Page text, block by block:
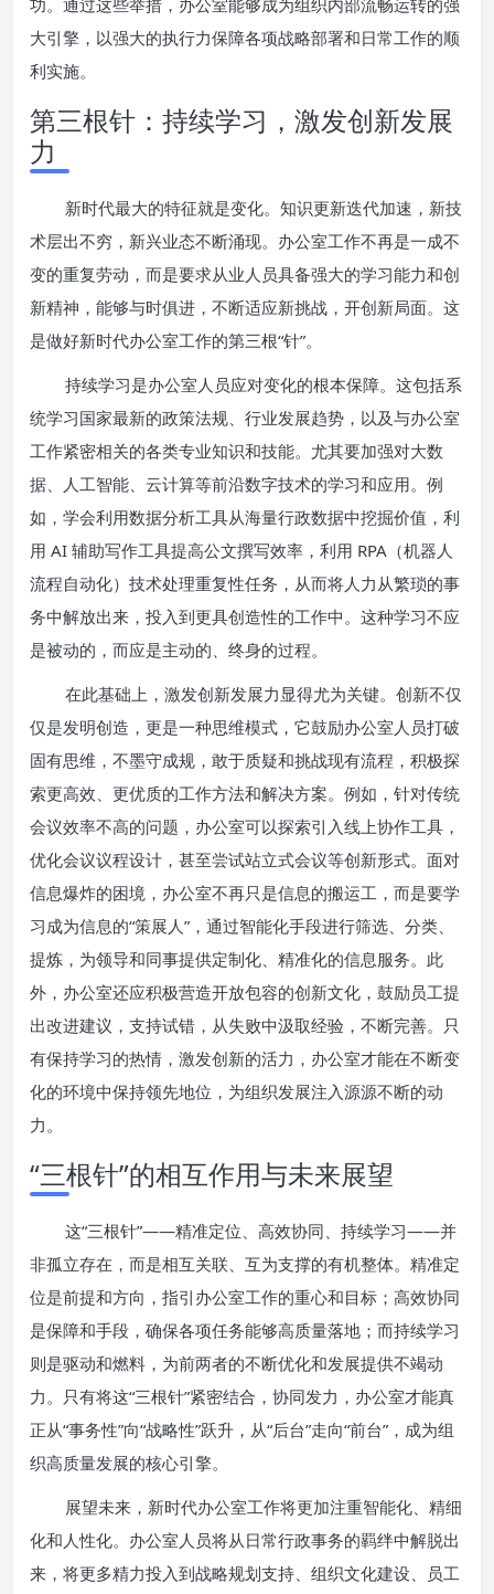
功。通过这些举措，办公室能够成为组织内部流畅运转的强
大引擎，以强大的执行力保障各项战略部署和日常工作的顺
利实施。
第三根针：持续学习，激发创新发展
力
新时代最大的特征就是变化。知识更新迭代加速，新技
术层出不穷，新兴业态不断涌现。办公室工作不再是一成不
变的重复劳动，而是要求从业人员具备强大的学习能力和创
新精神，能够与时俱进，不断适应新挑战，开创新局面。这
是做好新时代办公室工作的第三根“针”。
持续学习是办公室人员应对变化的根本保障。这包括系
统学习国家最新的政策法规、行业发展趋势，以及与办公室
工作紧密相关的各类专业知识和技能。尤其要加强对大数
据、人工智能、云计算等前沿数字技术的学习和应用。例
如，学会利用数据分析工具从海量行政数据中挖掘价值，利
用 AI 辅助写作工具提高公文撰写效率，利用 RPA（机器人
流程自动化）技术处理重复性任务，从而将人力从繁琐的事
务中解放出来，投入到更具创造性的工作中。这种学习不应
是被动的，而应是主动的、终身的过程。
在此基础上，激发创新发展力显得尤为关键。创新不仅
仅是发明创造，更是一种思维模式，它鼓励办公室人员打破
固有思维，不墨守成规，敢于质疑和挑战现有流程，积极探
索更高效、更优质的工作方法和解决方案。例如，针对传统
会议效率不高的问题，办公室可以探索引入线上协作工具，
优化会议议程设计，甚至尝试站立式会议等创新形式。面对
信息爆炸的困境，办公室不再只是信息的搬运工，而是要学
习成为信息的“策展人”，通过智能化手段进行筛选、分类、
提炼，为领导和同事提供定制化、精准化的信息服务。此
外，办公室还应积极营造开放包容的创新文化，鼓励员工提
出改进建议，支持试错，从失败中汲取经验，不断完善。只
有保持学习的热情，激发创新的活力，办公室才能在不断变
化的环境中保持领先地位，为组织发展注入源源不断的动
力。
“三根针”的相互作用与未来展望
这“三根针”——精准定位、高效协同、持续学习——并
非孤立存在，而是相互关联、互为支撑的有机整体。精准定
位是前提和方向，指引办公室工作的重心和目标；高效协同
是保障和手段，确保各项任务能够高质量落地；而持续学习
则是驱动和燃料，为前两者的不断优化和发展提供不竭动
力。只有将这“三根针”紧密结合，协同发力，办公室才能真
正从“事务性”向“战略性”跃升，从“后台”走向“前台”，成为组
织高质量发展的核心引擎。
展望未来，新时代办公室工作将更加注重智能化、精细
化和人性化。办公室人员将从日常行政事务的羁绊中解脱出
来，将更多精力投入到战略规划支持、组织文化建设、员工